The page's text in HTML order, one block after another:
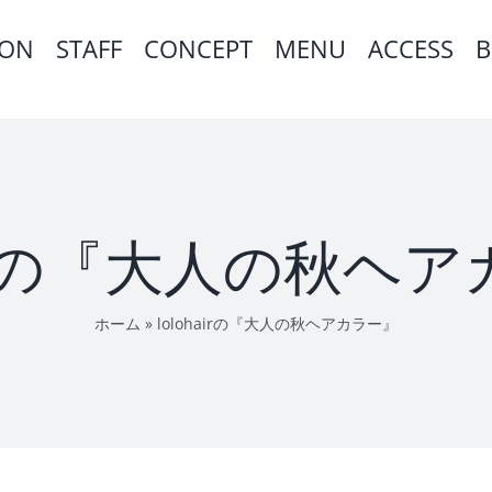
STAFF CONCEPT MENU ACCESS
『大人の秋ヘア
ホーム » lolohairの『大人の秋ヘアカラー』